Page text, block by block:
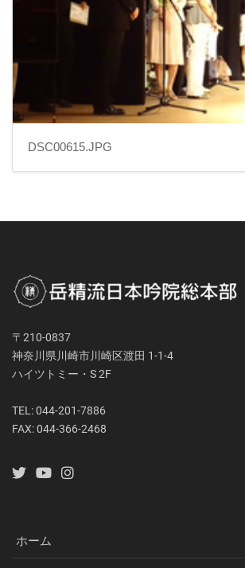
DSC00615.JPG
〒210-0837
神奈川県川崎市川崎区渡田 1-1-4
ハイツトミー・S 2F
TEL: 044-201-7886
FAX: 044-366-2468
ホーム